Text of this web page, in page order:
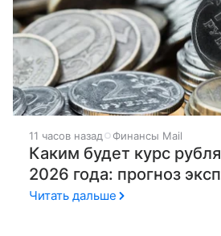
11 часов назад Финансы Mail
Каким будет курс рубля
2026 года: прогноз
Читать дальше